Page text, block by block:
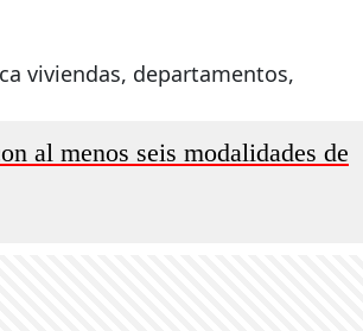
viviendas, departamentos,
al menos seis modalidades de